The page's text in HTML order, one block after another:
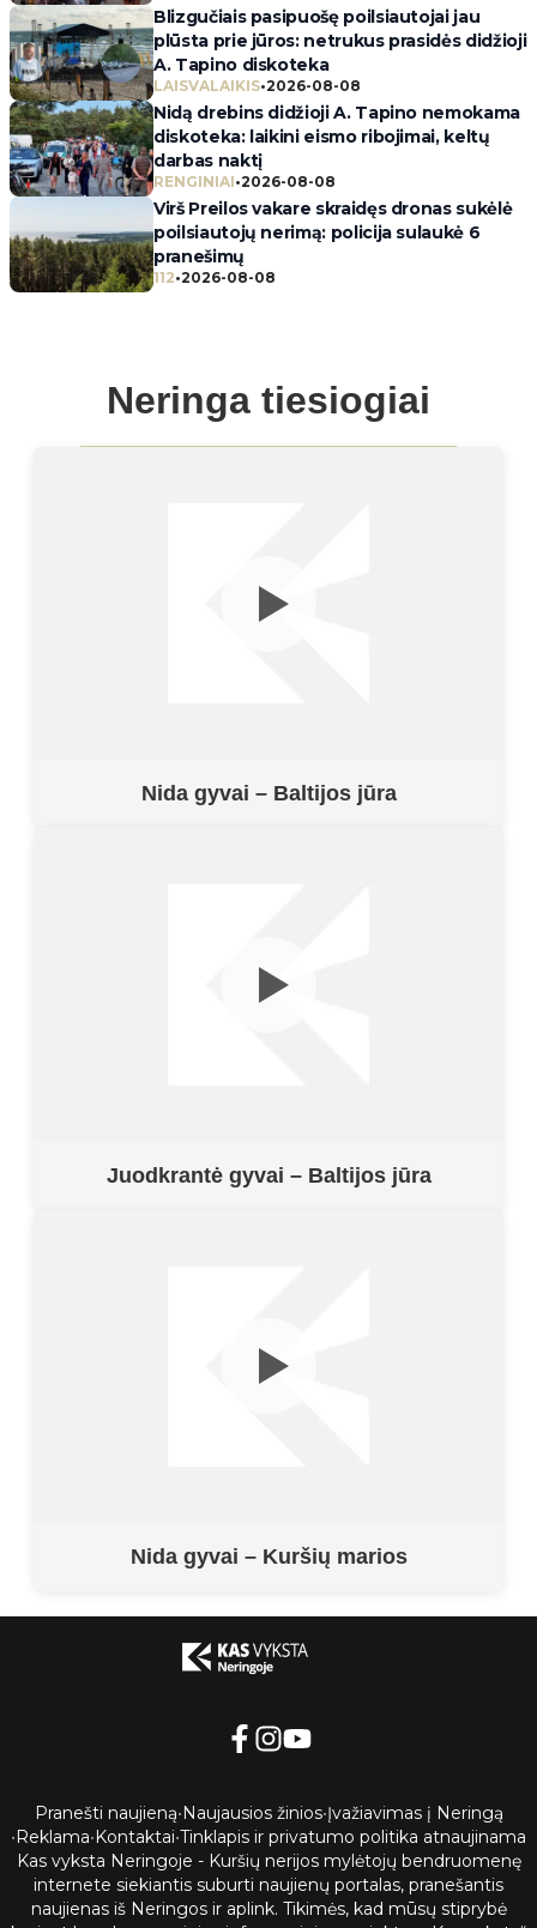
Blizgučiais pasipuošę poilsiautojai jau
plūsta prie jūros: netrukus prasidės didžioji
A. Tapino diskoteka
LAISVALAIKIS•2026-08-08
Nidą drebins didžioji A. Tapino nemokama
diskoteka: laikini eismo ribojimai, keltų
darbas naktį
RENGINIAI•2026-08-08
Virš Preilos vakare skraidęs dronas sukėlė
poilsiautojų nerimą: policija sulaukė 6
pranešimų
112•2026-08-08
Neringa tiesiogiai
Nida gyvai – Baltijos jūra
Juodkrantė gyvai – Baltijos jūra
Nida gyvai – Kuršių marios
Pranešti naujieną• Naujausios žinios•Įvažiavimas į Neringą
• Reklama• Kontaktai•Tinklapis ir privatumo politika atnaujinama
Kas vyksta Neringoje - Kuršių nerijos mylėtojų bendruomenę
internete siekiantis suburti naujienų portalas, pranešantis
naujienas iš Neringos ir aplink. Tikimės, kad mūsų stiprybė